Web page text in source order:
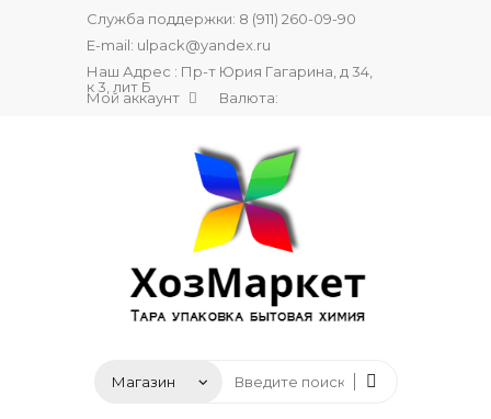
Служба поддержки: 8 (911) 260-09-90
E-mail: ulpack@yandex.ru
Наш Адрес : Пр-т Юрия Гагарина, д 34,
к 3, лит Б
Мой аккаунт Валюта: